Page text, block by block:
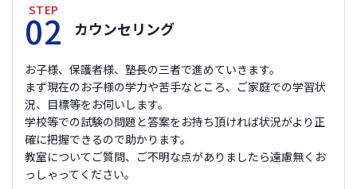
STEP
02 カウンセリング
お子様、保護者様、塾長の三者で進めていきます。
まず現在のお子様の学力や苦手なところ、ご家庭での学習状
況、目標等をお伺いします。
学校等での試験の問題と答案をお持ち頂ければ状況がより正
確に把握できるので助かります。
教室についてご質問、ご不明な点がありましたら遠慮無くお
っしゃってください。